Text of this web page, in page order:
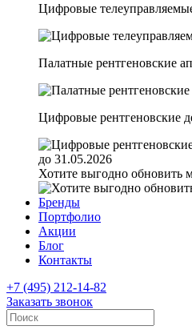
Цифровые
Палатные рентгеновские
Цифровые рентгеновские
до 31.05.2026
Хотите выгодно обновить
Бренды
Портфолио
Акции
Блог
Контакты
+7 (495) 212-14-82
Заказать звонок